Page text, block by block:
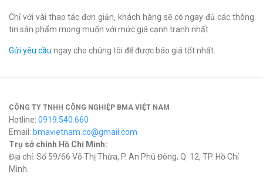
Chỉ với vài thao tác đơn giản, khách hàng sẽ có ngay đủ các thông
tin sản phẩm mong muốn với mức giá cạnh tranh nhất.
Gửi yêu cầu ngay cho chúng tôi để được báo giá tốt nhất.
CÔNG TY TNHH CÔNG NGHIỆP BMA VIỆT NAM
Hotline: 0919.540.660
Email: bmavietnam.co@gmail.com
Trụ sở chính Hồ Chí Minh:
Địa chỉ: Số 59/66 Võ Thị Thừa, P. An Phú Đông, Q. 12, TP. Hồ Chí
Minh.